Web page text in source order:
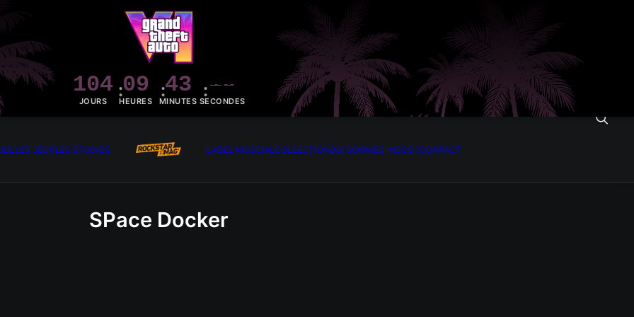
104
JOURS
09
HEURES
43
MINUTES
17
SECONDES
LES JEUXLES STUDIOS LABEL MUSCIALCOLLECTIONQUI SOMMES-NOUS ?CONTACT
SPace Docker